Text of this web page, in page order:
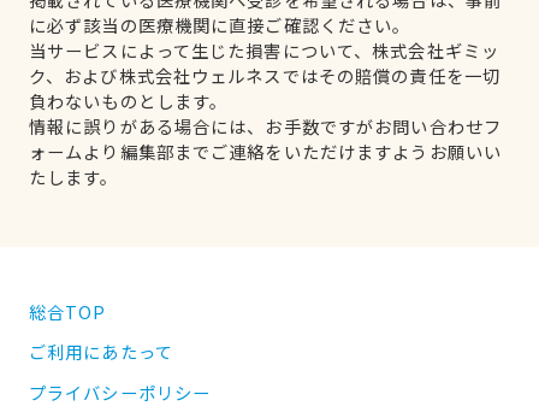
に必ず該当の医療機関に直接ご確認ください。
当サービスによって生じた損害について、株式会社ギミッ
ク、および株式会社ウェルネスではその賠償の責任を一切
負わないものとします。
情報に誤りがある場合には、お手数ですがお問い合わせフ
ォームより編集部までご連絡をいただけますようお願いい
たします。
総合TOP
ご利用にあたって
プライバシーポリシー